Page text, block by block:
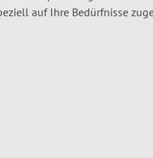
auf Ihre Bedürfnisse